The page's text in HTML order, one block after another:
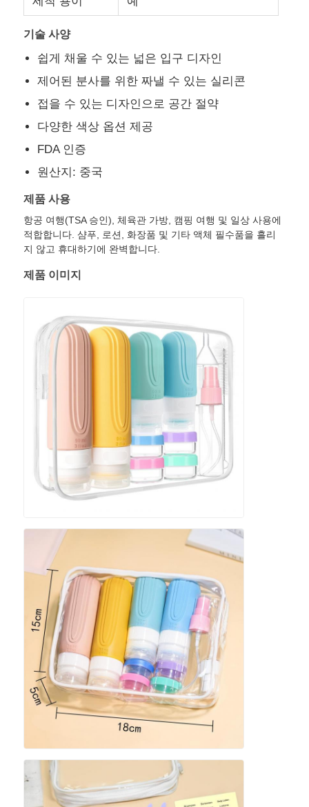
실리콘 여행 용기
실리콘 접이식 물병
접는 실리콘 컵
실리콘 주방 제품
기술 사양
쉽게 채울 수 있는 넓은 입구 디자인
제어된 분사를 위한 짜낼 수 있는 실리콘
접을 수 있는 디자인으로 공간 절약
다양한 색상 옵션 제공
FDA 인증
원산지: 중국
제품 사용
항공 여행(TSA 승인), 체육관 가방, 캠핑 여행 및 일상 사용에
적합합니다. 샴푸, 로션, 화장품 및 기타 액체 필수품을 흘리
지 않고 휴대하기에 완벽합니다.
제품 이미지